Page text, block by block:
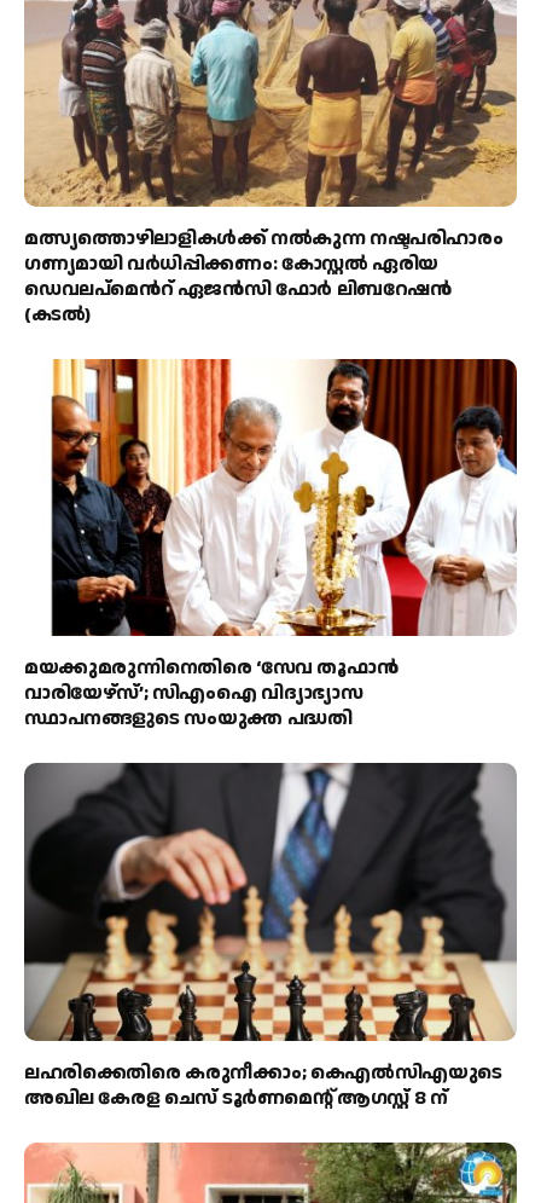
മത്സ്യത്തൊഴിലാളികള്‍ക്ക് നല്‍കുന്ന നഷ്ടപരിഹാരം
ഗണ്യമായി വര്‍ധിപ്പിക്കണം: കോസ്റ്റല്‍ ഏരിയ
ഡെവലപ്മെന്‍റ് ഏജന്‍സി ഫോര്‍ ലിബറേഷന്‍
(കടല്‍)
മയക്കുമരുന്നിനെതിരെ ‘സേവ തൂഫാൻ
വാരിയേഴ്‌സ്’; സിഎംഐ വിദ്യാഭ്യാസ
സ്ഥാപനങ്ങളുടെ സംയുക്ത പദ്ധതി
ലഹരിക്കെതിരെ കരുനീക്കാം; കെഎൽസിഎയുടെ
അഖില കേരള ചെസ് ടൂർണമെന്റ് ആഗസ്റ്റ് 8 ന്